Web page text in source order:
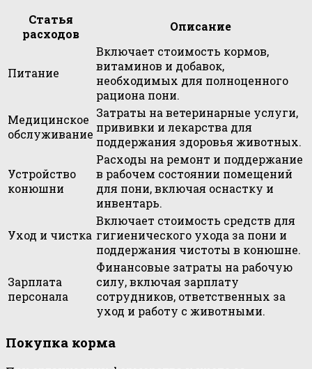
Статья
расходов
Описание
Питание
Включает стоимость кормов,
витаминов и добавок,
необходимых для полноценного
рациона пони.
Медицинское
обслуживание
Затраты на ветеринарные услуги,
прививки и лекарства для
поддержания здоровья животных.
Устройство
конюшни
Расходы на ремонт и поддержание
в рабочем состоянии помещений
для пони, включая оснастку и
инвентарь.
Уход и чистка
Включает стоимость средств для
гигиенического ухода за пони и
поддержания чистоты в конюшне.
Зарплата
персонала
Финансовые затраты на рабочую
силу, включая зарплату
сотрудников, ответственных за
уход и работу с животными.
Покупка корма